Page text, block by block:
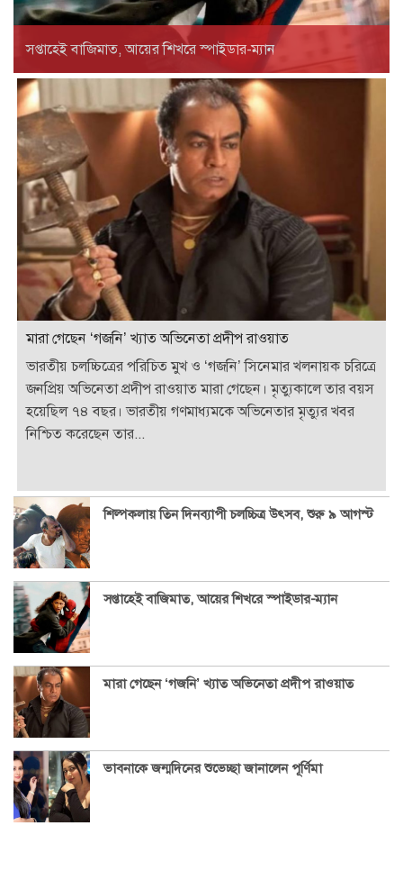
সপ্তাহেই বাজিমাত, আয়ের শিখরে স্পাইডার-ম্যান
মারা গেছেন ‘গজনি’ খ্যাত অভিনেতা প্রদীপ রাওয়াত
ভারতীয় চলচ্চিত্রের পরিচিত মুখ ও ‘গজনি’ সিনেমার খলনায়ক চরিত্রে
জনপ্রিয় অভিনেতা প্রদীপ রাওয়াত মারা গেছেন। মৃত্যুকালে তার বয়স
হয়েছিল ৭৪ বছর। ভারতীয় গণমাধ্যমকে অভিনেতার মৃত্যুর খবর
নিশ্চিত করেছেন তার...
শিল্পকলায় তিন দিনব্যাপী চলচ্চিত্র উৎসব, শুরু ৯ আগস্ট
সপ্তাহেই বাজিমাত, আয়ের শিখরে স্পাইডার-ম্যান
মারা গেছেন ‘গজনি’ খ্যাত অভিনেতা প্রদীপ রাওয়াত
ভাবনাকে জন্মদিনের শুভেচ্ছা জানালেন পূর্ণিমা